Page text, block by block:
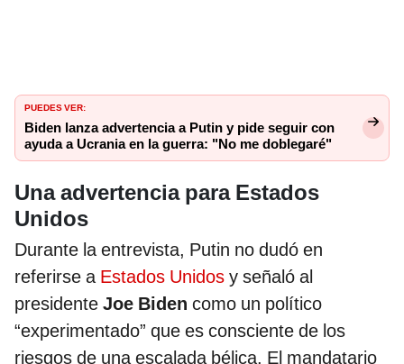
PUEDES VER:
Biden lanza advertencia a Putin y pide seguir con
ayuda a Ucrania en la guerra: "No me doblegaré"
Una advertencia para Estados
Unidos
Durante la entrevista, Putin no dudó en
referirse a Estados Unidos y señaló al
presidente Joe Biden como un político
“experimentado” que es consciente de los
riesgos de una escalada bélica. El mandatario